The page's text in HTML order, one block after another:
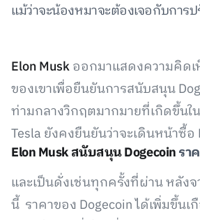
แม้ว่าจะน้องหมาจะต้องเจอกับการ
Elon Muskออกมาแสดงความคิด
ของเขาเพื่อยืนยันการสนับสนุน
ท่ามกลางวิกฤตมากมายที่เกิดขึ้นใ
Tesla ยังคงยืนยันว่าจะเดินหน้าซื้อ
Elon Musk สนับสนุน Dogecoinรา
และเป็นดั่งเช่นทุกครั้งที่ผ่าน หลัง
นี้ ราคาของ Dogecoin ได้เพิ่มขึ้น